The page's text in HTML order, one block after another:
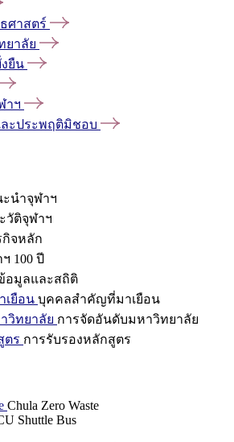
ศาสตร์
ยาลัย
ยืน
าฯ
ละประพฤติมิชอบ
ะนำจุฬาฯ
วัติจุฬาฯ
กิจหลัก
100 ปี
อมูลและสถิติ
ยือน บุคคลสำคัญที่มาเยือน
วิทยาลัย การจัดอันดับมหาวิทยาลัย
ตร การรับรองหลักสูตร
Chula Zero Waste
Shuttle Bus